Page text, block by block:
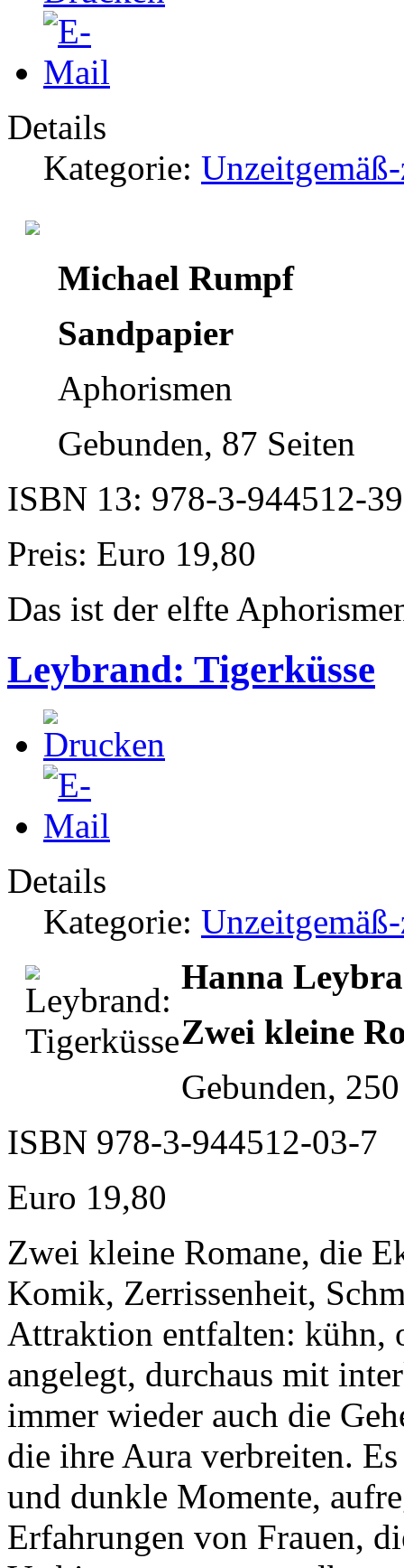
Details
Kategorie:
Michael Rumpf
Sandpapier
Aphorismen
Gebunden, 87 Seiten
ISBN 13: 978-3-944512-
Preis: Euro 19,80
Das ist der elfte
Leybrand: Tigerküsse
Details
Kategorie:
Hanna
Zwei kleine
Gebunden,
ISBN 978-3-944512-03-7
Euro 19,80
Zwei kleine Romane, die
Komik, Zerrissenheit,
Attraktion entfalten: kühn,
angelegt, durchaus mit
immer wieder auch die
die ihre Aura verbreiten.
und dunkle Momente,
Erfahrungen von Frauen,